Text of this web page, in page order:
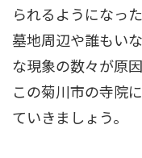
られるようになっ
墓地周辺や誰もい
な現象の数々が原
この菊川市の寺院
ていきましょう。